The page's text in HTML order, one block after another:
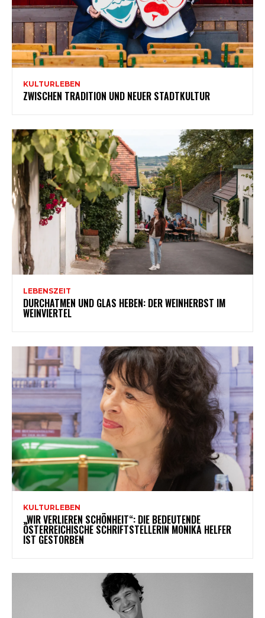
KULTURLEBEN
ZWISCHEN TRADITION UND NEUER STADTKULTUR
LEBENSZEIT
DURCHATMEN UND GLAS HEBEN: DER WEINHERBST IM
WEINVIERTEL
KULTURLEBEN
„WIR VERLIEREN SCHÖNHEIT“: DIE BEDEUTENDE
ÖSTERREICHISCHE SCHRIFTSTELLERIN MONIKA HELFER
IST GESTORBEN